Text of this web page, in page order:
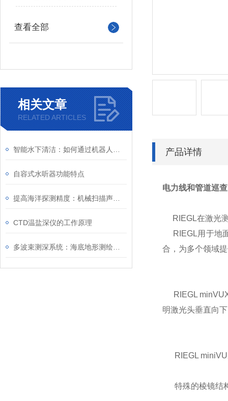
查看全部
相关文章
RELATED ARTICLES
自容式水听器功能特点
CTD温盐深仪的工作原理
产品详情
电力线和管道巡
RIEGL在激光
RIEGL用于地面
合，为多个领域
RIEGL
明激光头垂直向
RIEGL
特殊的棱镜结构